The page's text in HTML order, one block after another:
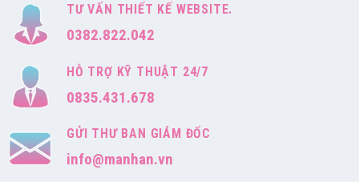
TƯ VẤN THIẾT KẾ WEBSITE.
0382.822.042
HỖ TRỢ KỸ THUẬT 24/7
0835.431.678
GỬI THƯ BAN GIÁM ĐỐC
info@manhan.vn